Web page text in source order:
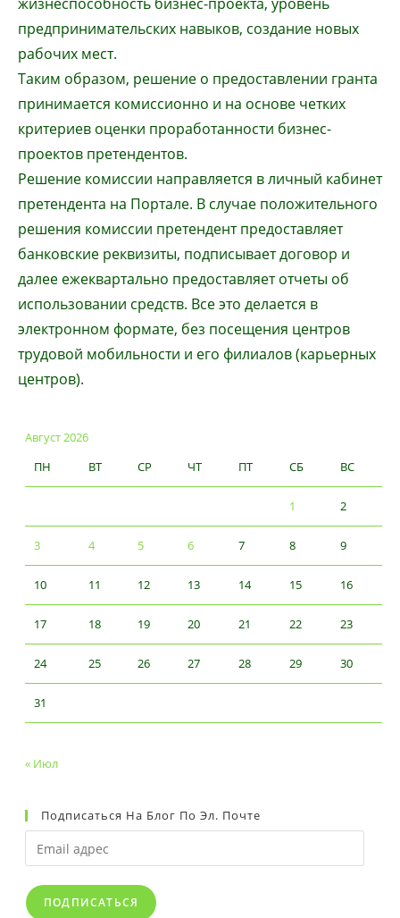
предпринимательских навыков, создание новых
рабочих мест.
Таким образом, решение о предоставлении гранта
принимается комиссионно и на основе четких
критериев оценки проработанности бизнес-
проектов претендентов.
Решение комиссии направляется в личный кабинет
претендента на Портале. В случае положительного
решения комиссии претендент предоставляет
банковские реквизиты, подписывает договор и
далее ежеквартально предоставляет отчеты об
использовании средств. Все это делается в
электронном формате, без посещения центров
трудовой мобильности и его филиалов (карьерных
центров).
Август 2026
ПН
ВТ СР ЧТ ПТ СБ ВС
1 2
3 4 5 6 7 8 9
10 11 12 13 14 15 16
17 18 19 20 21 22 23
24 25 26 27 28 29 30
31
« Июл
Подписаться На Блог По Эл. Почте
Email
адрес
ПОДПИСАТЬСЯ